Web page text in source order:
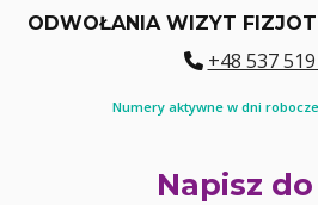
ODWOŁANIA WIZYT
+48 537
Numery aktywne w dni robocze
Napisz